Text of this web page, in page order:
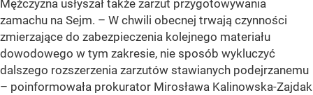
Mężczyzna usłyszał także zarzut przygotowywania
zamachu na Sejm. – W chwili obecnej trwają czynności
zmierzające do zabezpieczenia kolejnego materiału
dowodowego w tym zakresie, nie sposób wykluczyć
dalszego rozszerzenia zarzutów stawianych podejrzanemu
– poinformowała prokurator Mirosława Kalinowska-Zajdak